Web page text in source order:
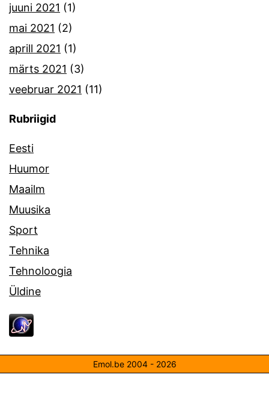
juuni 2021 (1)
mai 2021 (2)
aprill 2021 (1)
märts 2021 (3)
veebruar 2021 (11)
Rubriigid
Eesti
Huumor
Maailm
Muusika
Sport
Tehnika
Tehnoloogia
Üldine
Emol.be 2004 - 2026